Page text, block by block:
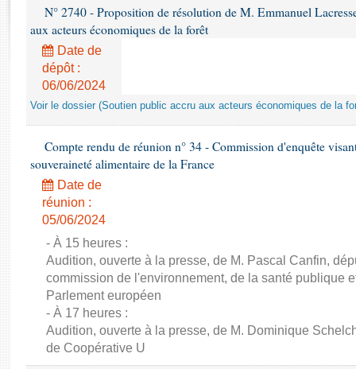
Rapports législatifs
Baromètre de l’application des lois
Dossiers législatifs
Budget et sécurité sociale
Questions écrites et orales
Comptes rendus des débats
N° 2740 - Proposition de résolution de M. Emmanuel
aux acteurs économiques de la forêt
Date de
dépôt :
06/06/2024
Voir le dossier (Soutien public accru aux acteurs économiques de la
Compte rendu de réunion n° 34 - Commission d'enquête
souveraineté alimentaire de la France
Date de
réunion :
05/06/2024
- À 15 heures :
Audition, ouverte à la presse, de M. Pascal Canfin,
commission de l'environnement, de la santé publique
Parlement européen
- À 17 heures :
Audition, ouverte à la presse, de M. Dominique
de Coopérative U